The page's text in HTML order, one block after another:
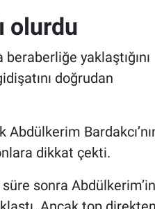
olurdu
yaklaştığını
doğrudan
dikkat çekti.
süre sonra Abdülkerim’in